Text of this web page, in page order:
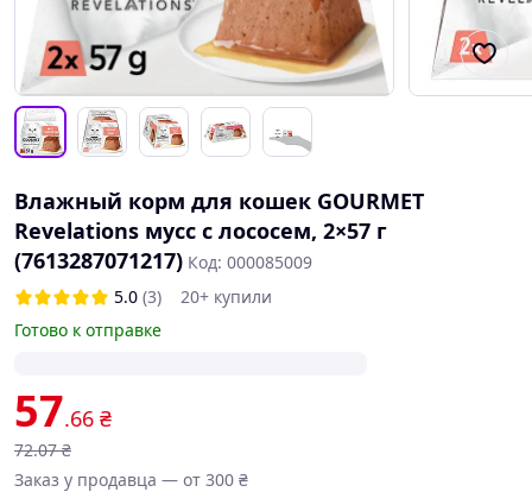
Влажный корм для кошек GOURMET
Revelations мусс с лососем, 2×57 г
(7613287071217) Код: 000085009
5.0 (3)
20+ купили
Готово к отправке
57.66 ₴
72.07 ₴
Заказ у продавца — от 300 ₴